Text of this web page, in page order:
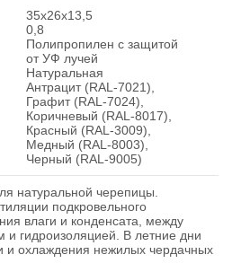
35x26x13,5
0,8
Полипропилен с защитой
от УФ лучей
Натуральная
Антрацит (RAL-7021),
Графит (RAL-7024),
Коричневый (RAL-8017),
Красный (RAL-3009),
Медный (RAL-8003),
Черный (RAL-9005)
натуральной черепицы.
подкровельного
влаги и конденсата, между
и гидроизоляцией. В летние дни
и охлаждения нежилых чердачных